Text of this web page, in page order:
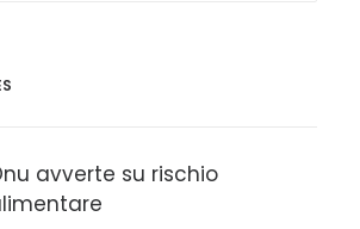
avverte su rischio